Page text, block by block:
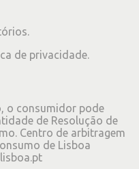
de privacidade.
o consumidor pode
de Resolução de
Centro de arbitragem
de Lisboa